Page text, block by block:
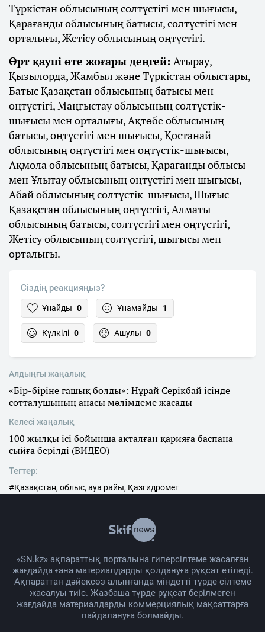
Түркістан облысының солтүстігі мен шығысы,
Қарағанды облысының батысы, солтүстігі мен
орталығы, Жетісу облысының оңтүстігі.
Өрт қаупі өте жоғары деңгей: Атырау,
Қызылорда, Жамбыл және Түркістан облыстары,
Батыс Қазақстан облысының батысы мен
оңтүстігі, Маңғыстау облысының солтүстік-
шығысы мен орталығы, Ақтөбе облысының
батысы, оңтүстігі мен шығысы, Қостанай
облысының оңтүстігі мен оңтүстік-шығысы,
Ақмола облысының батысы, Қарағанды облысы
мен Ұлытау облысының оңтүстігі мен шығысы,
Абай облысының солтүстік-шығысы, Шығыс
Қазақстан облысының оңтүстігі, Алматы
облысының батысы, солтүстігі мен оңтүстігі,
Жетісу облысының солтүстігі, шығысы мен
орталығы.
Сіздің реакцияңыз?
Ұнайды 0 Ұнамайды 1
Күлкілі 0 Ашулы 0
Алдыңғы жаңалық
«Бір-біріне ғашық болды»: Нұрай Серікбай ісінде
сотталушының анасы мәлімдеме жасады
Келесі жаңалық
100 жылқы ісі бойынша ақталған қарияға баспана
сыйға берілді (ВИДЕО)
Тегтер:
#Қазақстан, облыс, ауа райы, Қазгидромет
«SN.kz» ақпараттық порталына гиперсілтеме жасалған
жағдайда ғана материалдарды қолдануға рұқсат етіледі.
Ақпараттан дәйексөз алынғанда міндетті түрде сілтеме
жасалуы тиіс. Жазбаша түрде рұқсат берілмеген
жағдайда материалдарды коммерциялық мақсаттарға
пайдалануға болмайды.